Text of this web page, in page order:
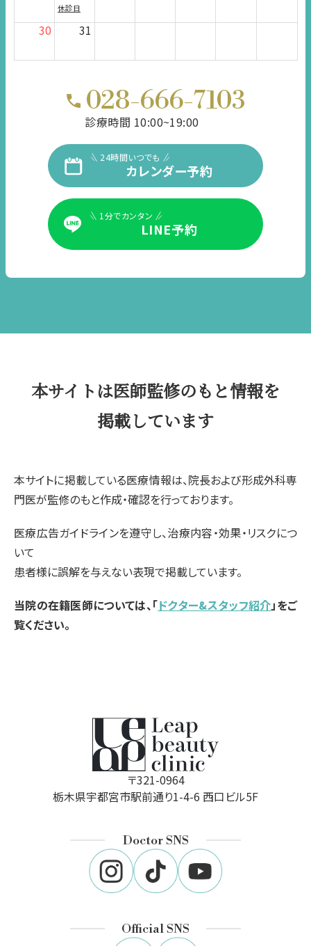
休診日
30 31
028-666-7103
診療時間 10:00~19:00
24時間いつでも
カレンダー予約
1分でカンタン
LINE予約
本サイトは医師監修のもと情報を
掲載しています
本サイトに掲載している医療情報は、院長および形成外科専
門医が監修のもと作成・確認を行っております。
医療広告ガイドラインを遵守し、治療内容・効果・リスクにつ
いて
患者様に誤解を与えない表現で掲載しています。
当院の在籍医師については、「ドクター&スタッフ紹介」をご
覧ください。
〒321-0964
栃木県宇都宮市駅前通り1-4-6 西口ビル5F
Doctor SNS
Official SNS